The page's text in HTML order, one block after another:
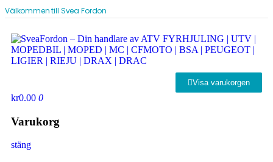
Välkommen till Svea Fordon
Visa varukorgen
kr0.00 0
Varukorg
stäng